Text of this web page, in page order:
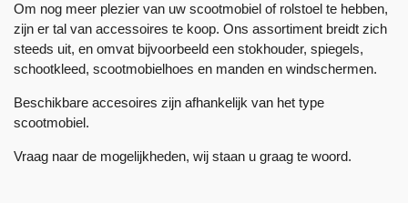
Om nog meer plezier van uw scootmobiel of rolstoel te hebben,
zijn er tal van accessoires te koop. Ons assortiment breidt zich
steeds uit, en omvat bijvoorbeeld een stokhouder, spiegels,
schootkleed, scootmobielhoes en manden en windschermen.
Beschikbare accesoires zijn afhankelijk van het type
scootmobiel.
Vraag naar de mogelijkheden, wij staan u graag te woord.